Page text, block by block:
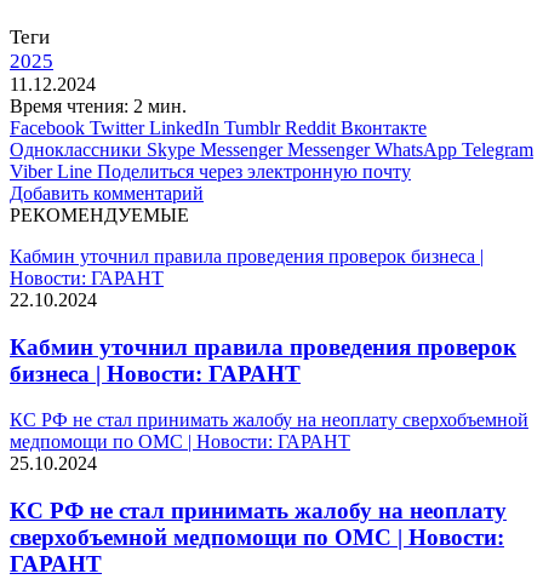
Теги
2025
11.12.2024
Время чтения: 2 мин.
Facebook Twitter LinkedIn Tumblr Reddit Вконтакте
Одноклассники Skype Messenger Messenger WhatsApp Telegram
Viber Line Поделиться через электронную почту
Добавить комментарий
РЕКОМЕНДУЕМЫЕ
Кабмин уточнил правила проведения проверок бизнеса |
Новости: ГАРАНТ
22.10.2024
Кабмин уточнил правила проведения проверок
бизнеса | Новости: ГАРАНТ
КС РФ не стал принимать жалобу на неоплату сверхобъемной
медпомощи по ОМС | Новости: ГАРАНТ
25.10.2024
КС РФ не стал принимать жалобу на неоплату
сверхобъемной медпомощи по ОМС | Новости:
ГАРАНТ